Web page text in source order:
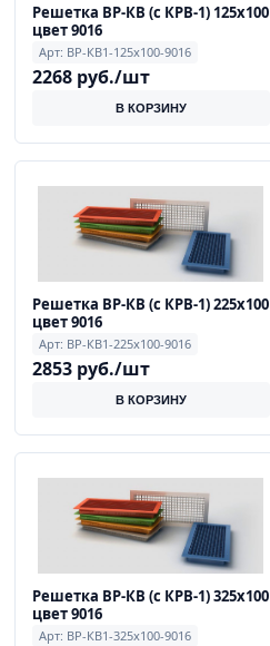
Решетка ВР-КВ (с КРВ-1) 125х100
цвет 9016
Арт: ВР-КВ1-125х100-9016
2268 руб./шт
В КОРЗИНУ
Решетка ВР-КВ (с КРВ-1) 225х100
цвет 9016
Арт: ВР-КВ1-225х100-9016
2853 руб./шт
В КОРЗИНУ
Решетка ВР-КВ (с КРВ-1) 325х100
цвет 9016
Арт: ВР-КВ1-325х100-9016